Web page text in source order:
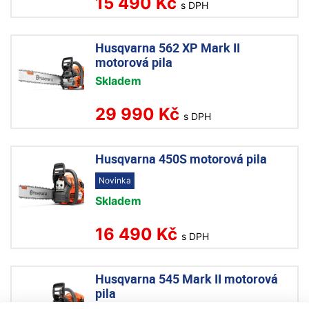
s DPH
Husqvarna 562 XP Mark II
motorová pila
Skladem
29 990 Kč s DPH
Husqvarna 450S motorová pila
Novinka
Skladem
16 490 Kč s DPH
Husqvarna 545 Mark II motorová
pila